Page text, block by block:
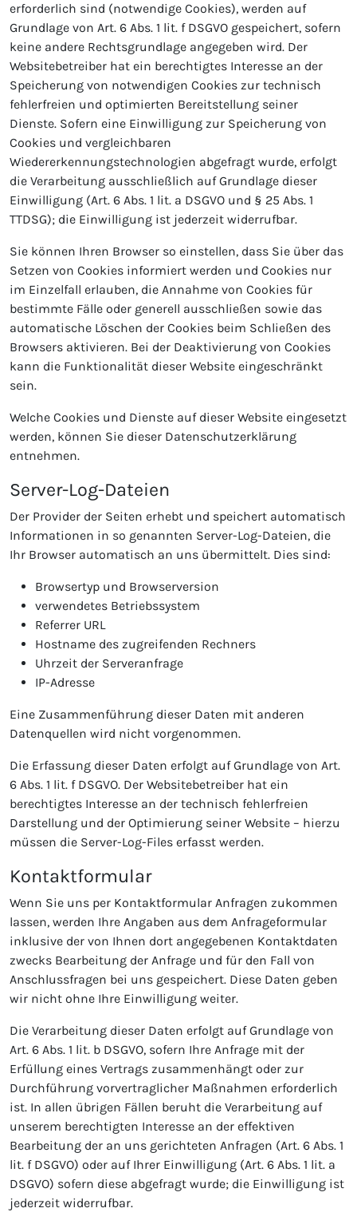
erforderlich sind (notwendige Cookies), werden auf
Grundlage von Art. 6 Abs. 1 lit. f DSGVO gespeichert, sofern
keine andere Rechtsgrundlage angegeben wird. Der
Websitebetreiber hat ein berechtigtes Interesse an der
Speicherung von notwendigen Cookies zur technisch
fehlerfreien und optimierten Bereitstellung seiner
Dienste. Sofern eine Einwilligung zur Speicherung von
Cookies und vergleichbaren
Wiedererkennungstechnologien abgefragt wurde, erfolgt
die Verarbeitung ausschließlich auf Grundlage dieser
Einwilligung (Art. 6 Abs. 1 lit. a DSGVO und § 25 Abs. 1
TTDSG); die Einwilligung ist jederzeit widerrufbar.
Sie können Ihren Browser so einstellen, dass Sie über das
Setzen von Cookies informiert werden und Cookies nur
im Einzelfall erlauben, die Annahme von Cookies für
bestimmte Fälle oder generell ausschließen sowie das
automatische Löschen der Cookies beim Schließen des
Browsers aktivieren. Bei der Deaktivierung von Cookies
kann die Funktionalität dieser Website eingeschränkt
sein.
Welche Cookies und Dienste auf dieser Website eingesetzt
werden, können Sie dieser Datenschutzerklärung
entnehmen.
Server-Log-Dateien
Der Provider der Seiten erhebt und speichert automatisch
Informationen in so genannten Server-Log-Dateien, die
Ihr Browser automatisch an uns übermittelt. Dies sind:
Browsertyp und Browserversion
verwendetes Betriebssystem
Referrer URL
Hostname des zugreifenden Rechners
Uhrzeit der Serveranfrage
IP-Adresse
Eine Zusammenführung dieser Daten mit anderen
Datenquellen wird nicht vorgenommen.
Die Erfassung dieser Daten erfolgt auf Grundlage von Art.
6 Abs. 1 lit. f DSGVO. Der Websitebetreiber hat ein
berechtigtes Interesse an der technisch fehlerfreien
Darstellung und der Optimierung seiner Website – hierzu
müssen die Server-Log-Files erfasst werden.
Kontaktformular
Wenn Sie uns per Kontaktformular Anfragen zukommen
lassen, werden Ihre Angaben aus dem Anfrageformular
inklusive der von Ihnen dort angegebenen Kontaktdaten
zwecks Bearbeitung der Anfrage und für den Fall von
Anschlussfragen bei uns gespeichert. Diese Daten geben
wir nicht ohne Ihre Einwilligung weiter.
Die Verarbeitung dieser Daten erfolgt auf Grundlage von
Art. 6 Abs. 1 lit. b DSGVO, sofern Ihre Anfrage mit der
Erfüllung eines Vertrags zusammenhängt oder zur
Durchführung vorvertraglicher Maßnahmen erforderlich
ist. In allen übrigen Fällen beruht die Verarbeitung auf
unserem berechtigten Interesse an der effektiven
Bearbeitung der an uns gerichteten Anfragen (Art. 6 Abs. 1
lit. f DSGVO) oder auf Ihrer Einwilligung (Art. 6 Abs. 1 lit. a
DSGVO) sofern diese abgefragt wurde; die Einwilligung ist
jederzeit widerrufbar.